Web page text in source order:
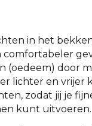
in het
comfortabeler
(oedeem) door
lichter en vrijer
zodat jij je
kunt uitvoeren.